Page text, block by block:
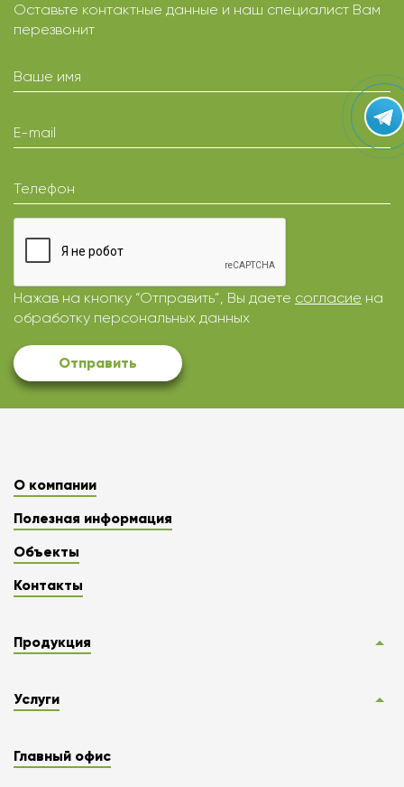
Оставьте контактные данные и наш специалист Вам
перезвонит
Ваше имя
E-mail
Телефон
Нажав на кнопку “Отправить”, Вы даете согласие на
обработку персональных данных
Отправить
О компании
Полезная информация
Объекты
Контакты
Продукция
Услуги
Главный офис